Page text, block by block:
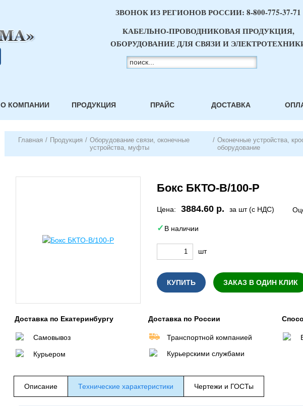
ЗВОНОК ИЗ РЕГИОНОВ РОССИИ: 8-800-775-37-71
КАБЕЛЬНО-ПРОВОДНИКОВАЯ ПРОДУКЦИЯ,
ОБОРУДОВАНИЕ ДЛЯ СВЯЗИ И
О КОМПАНИИ ПРОДУКЦИЯ ПРАЙС ДОСТАВКА
Главная / Продукция / Оборудование связи, оконечные
устройства, муфты
/ Оконечные устройства,
оборудование
Бокс БКТО-В/100-Р
Цена: 3884.60 р. за шт (с НДС)
В наличии
шт
КУПИТЬ ЗАКАЗ В ОДИН КЛИК
Доставка по Екатеринбургу
Самовывоз
Курьером
Доставка по России
Транспортной компанией
Курьерскими службами
Описание Технические характеристики Чертежи и ГОСТы